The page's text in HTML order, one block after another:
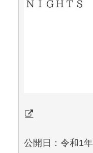
公開日：令和1